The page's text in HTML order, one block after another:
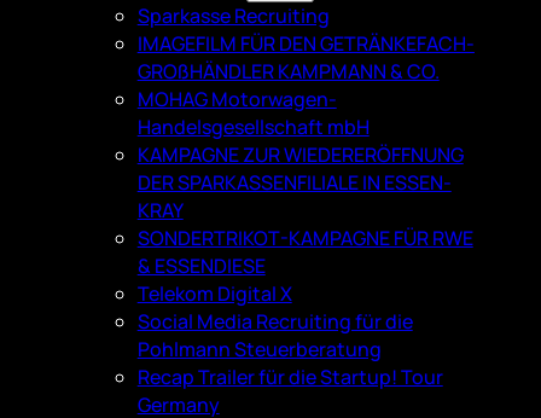
Sparkasse Recruiting
IMAGEFILM FÜR DEN GETRÄNKEFACH­
GROßHÄNDLER KAMPMANN & CO.
MOHAG Motorwagen-
Handelsgesellschaft mbH
KAMPAGNE ZUR WIEDERERÖFFNUNG
DER SPARKASSENFILIALE IN ESSEN-
KRAY
SONDERTRIKOT-KAMPAGNE FÜR RWE
& ESSENDIESE
Telekom Digital X
Social Media Recruiting für die
Pohlmann Steuerberatung
Recap Trailer für die Startup! Tour
Germany